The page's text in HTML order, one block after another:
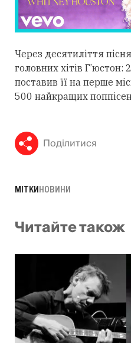
Через десятиліття
головних хітів
поставив її на перше
500 найкращих
Поділитися
МІТКИНОВИНИ
Читайте також